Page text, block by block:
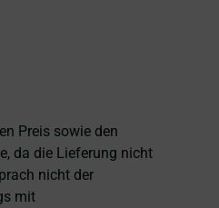
Preis sowie den
da die Lieferung nicht
nicht der
mit